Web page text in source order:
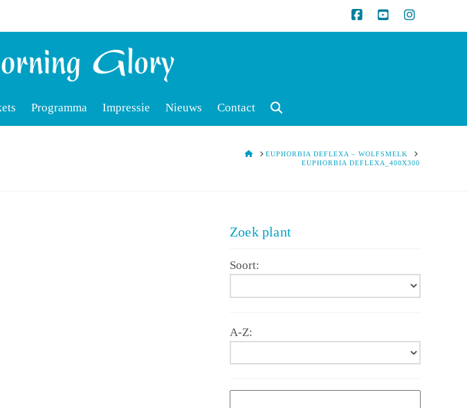
Programma Impressie Nieuws Contact
HOMEEUPHORBIA DEFLEXA – WOLFSMELK
EUPHORBIA DEFLEXA_400X300
Zoek plant
Soort:
A-Z: